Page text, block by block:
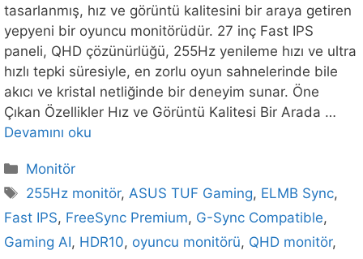
tasarlanmış, hız ve görüntü kalitesini bir araya getiren
yepyeni bir oyuncu monitörüdür. 27 inç Fast IPS
paneli, QHD çözünürlüğü, 255Hz yenileme hızı ve ultra
hızlı tepki süresiyle, en zorlu oyun sahnelerinde bile
akıcı ve kristal netliğinde bir deneyim sunar. Öne
Çıkan Özellikler Hız ve Görüntü Kalitesi Bir Arada …
Devamını oku
Kategoriler
Monitör
Etiketler
255Hz monitör,ASUS TUF Gaming, ELMB Sync,
Fast IPS, FreeSync Premium, G-Sync Compatible,
Gaming AI, HDR10, oyuncu monitörü, QHD monitör,